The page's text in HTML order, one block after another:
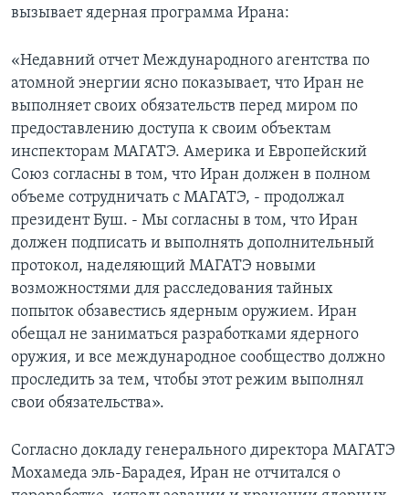
вызывает ядерная программа Ирана:
«Недавний отчет Международного агентства по
атомной энергии ясно показывает, что Иран не
выполняет своих обязательств перед миром по
предоставлению доступа к своим объектам
инспекторам МАГАТЭ. Америка и Европейский
Союз согласны в том, что Иран должен в полном
объеме сотрудничать с МАГАТЭ, - продолжал
президент Буш. - Мы согласны в том, что Иран
должен подписать и выполнять дополнительный
протокол, наделяющий МАГАТЭ новыми
возможностями для расследования тайных
попыток обзавестись ядерным оружием. Иран
обещал не заниматься разработками ядерного
оружия, и все международное сообщество должно
проследить за тем, чтобы этот режим выполнял
свои обязательства».
Согласно докладу генерального директора МАГАТЭ
Мохамеда эль-Барадея, Иран не отчитался о